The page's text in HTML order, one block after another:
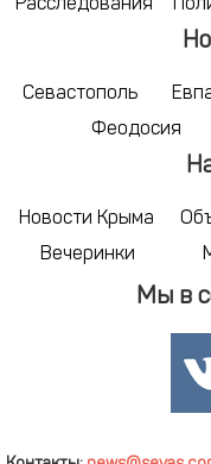
Расследования
Севастополь
Феодосия
Новости Крыма
Вечеринки
Мы в